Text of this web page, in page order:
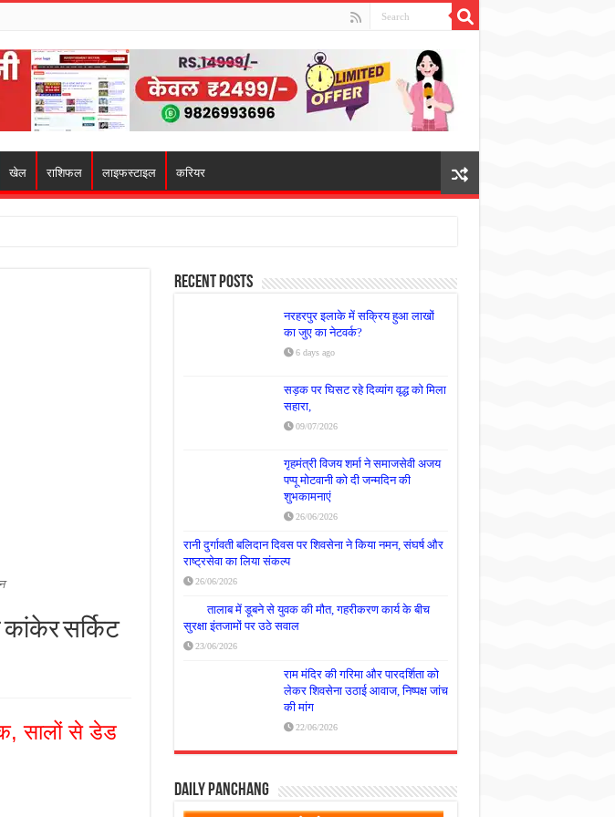
खेल राशिफल लाइफस्टाइल करियर
सर्किट
सालों से डेड
Recent Posts
नरहरपुर इलाके में सक्रिय हुआ लाखों
का जुए का नेटवर्क?
6 days ago
सड़क पर घिसट रहे दिव्यांग वृद्ध को मिला
सहारा,
09/07/2026
गृहमंत्री विजय शर्मा ने समाजसेवी अजय
पप्पू मोटवानी को दी जन्मदिन की
शुभकामनाएं
26/06/2026
रानी दुर्गावती बलिदान दिवस पर शिवसेना ने किया नमन, संघर्ष और
राष्ट्रसेवा का लिया संकल्प
26/06/2026
तालाब में डूबने से युवक की मौत, गहरीकरण कार्य के बीच
सुरक्षा इंतजामों पर उठे सवाल
23/06/2026
राम मंदिर की गरिमा और पारदर्शिता को
लेकर शिवसेना उठाई आवाज, निष्पक्ष जांच
की मांग
22/06/2026
Daily Panchang